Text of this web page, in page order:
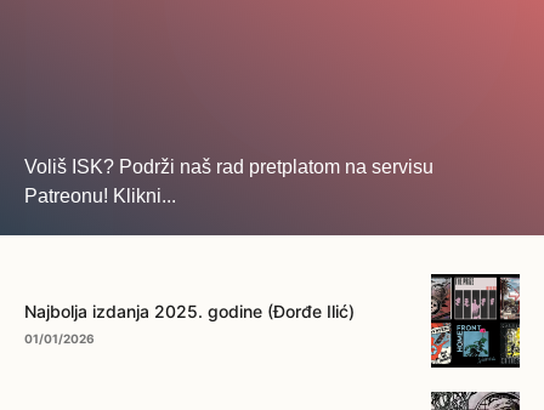
Voliš ISK? Podrži naš rad pretplatom na servisu
Patreonu! Klikni...
Najbolja izdanja 2025. godine (Đorđe Ilić)
01/01/2026